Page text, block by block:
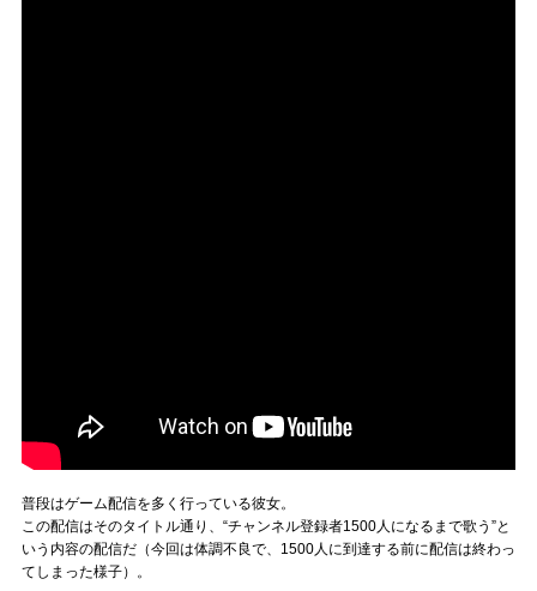
普段はゲーム配信を多く行っている彼女。
この配信はそのタイトル通り、“チャンネル登録者1500人になるまで歌う”と
いう内容の配信だ（今回は体調不良で、1500人に到達する前に配信は終わっ
てしまった様子）。